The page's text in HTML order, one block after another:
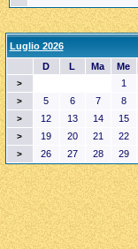
Luglio 2026
D
L Ma Me
> 1
> 5 6 7 8
> 12 13 14 15
> 19 20 21 22
> 26 27 28 29